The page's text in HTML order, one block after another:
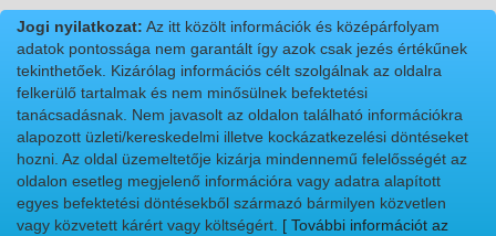
Jogi nyilatkozat: Az itt közölt információk és középárfolyam
adatok pontossága nem garantált így azok csak jezés értékűnek
tekinthetőek. Kizárólag információs célt szolgálnak az oldalra
felkerülő tartalmak és nem minősülnek befektetési
tanácsadásnak. Nem javasolt az oldalon található információkra
alapozott üzleti/kereskedelmi illetve kockázatkezelési döntéseket
hozni. Az oldal üzemeltetője kizárja mindennemű felelősségét az
oldalon esetleg megjelenő információra vagy adatra alapított
egyes befektetési döntésekből származó bármilyen közvetlen
vagy közvetett kárért vagy költségért. [ További információt az